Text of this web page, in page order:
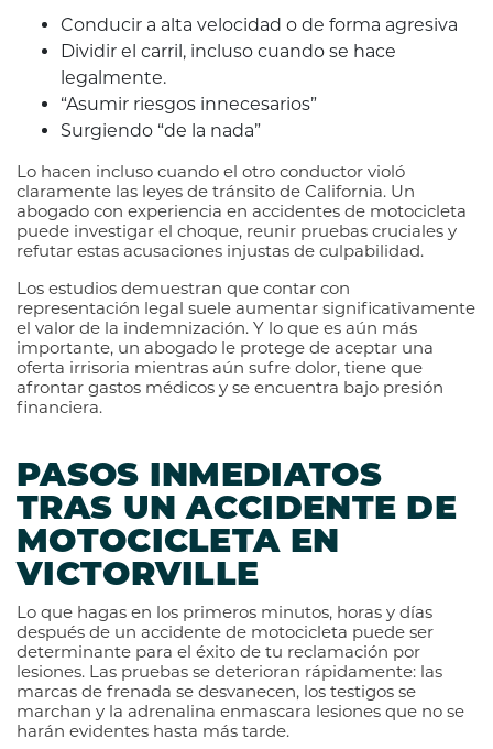
Conducir a alta velocidad o de forma agresiva
Dividir el carril, incluso cuando se hace
legalmente.
“Asumir riesgos innecesarios”
Surgiendo “de la nada”
Lo hacen incluso cuando el otro conductor violó
claramente las leyes de tránsito de California. Un
abogado con experiencia en accidentes de motocicleta
puede investigar el choque, reunir pruebas cruciales y
refutar estas acusaciones injustas de culpabilidad.
Los estudios demuestran que contar con
representación legal suele aumentar significativamente
el valor de la indemnización. Y lo que es aún más
importante, un abogado le protege de aceptar una
oferta irrisoria mientras aún sufre dolor, tiene que
afrontar gastos médicos y se encuentra bajo presión
financiera.
PASOS INMEDIATOS
TRAS UN ACCIDENTE DE
MOTOCICLETA EN
VICTORVILLE
Lo que hagas en los primeros minutos, horas y días
después de un accidente de motocicleta puede ser
determinante para el éxito de tu reclamación por
lesiones. Las pruebas se deterioran rápidamente: las
marcas de frenada se desvanecen, los testigos se
marchan y la adrenalina enmascara lesiones que no se
harán evidentes hasta más tarde.